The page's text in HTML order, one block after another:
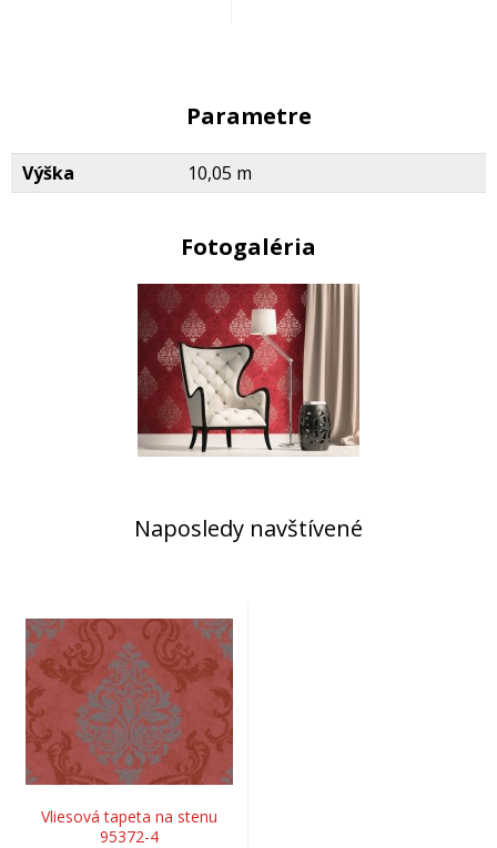
Parametre
Výška 10,05 m
Fotogaléria
Naposledy navštívené
Vliesová tapeta na stenu
95372-4